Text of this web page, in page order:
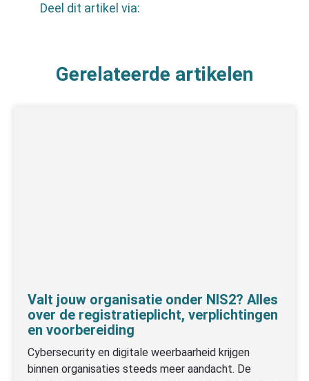
Deel dit artikel via:
Gerelateerde artikelen
Valt jouw organisatie onder NIS2? Alles
over de registratieplicht, verplichtingen
en voorbereiding
Cybersecurity en digitale weerbaarheid krijgen
binnen organisaties steeds meer aandacht. De